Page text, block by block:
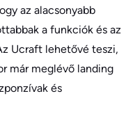
az alacsonyabb
a funkciók és az
Ucraft lehetővé teszi,
már meglévő landing
és